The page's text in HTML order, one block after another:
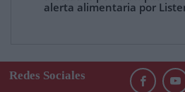
alerta alimentaria por
Redes Sociales